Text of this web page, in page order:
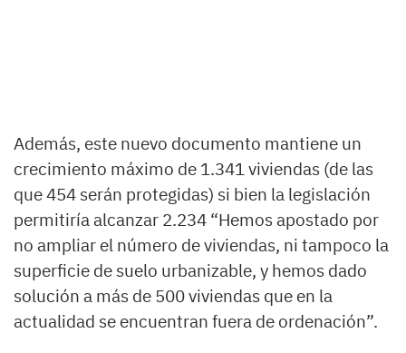
Además, este nuevo documento mantiene un
crecimiento máximo de 1.341 viviendas (de las
que 454 serán protegidas) si bien la legislación
permitiría alcanzar 2.234 “Hemos apostado por
no ampliar el número de viviendas, ni tampoco la
superficie de suelo urbanizable, y hemos dado
solución a más de 500 viviendas que en la
actualidad se encuentran fuera de ordenación”.